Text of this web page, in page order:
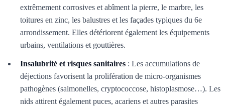
extrêmement corrosives et abîment la pierre, le marbre, les
toitures en zinc, les balustres et les façades typiques du 6e
arrondissement. Elles détériorent également les équipements
urbains, ventilations et gouttières.
Insalubrité et risques sanitaires : Les accumulations de
déjections favorisent la prolifération de micro-organismes
pathogènes (salmonelles, cryptococcose, histoplasmose…). Les
nids attirent également puces, acariens et autres parasites